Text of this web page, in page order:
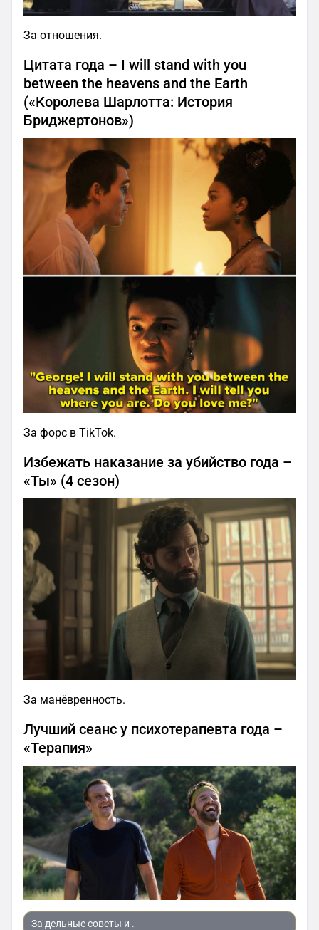
За отношения.
Цитата года – I will stand with you
between the heavens and the Earth
(«Королева Шарлотта: История
Бриджертонов»)
За форс в TikTok.
Избежать наказание за убийство года –
«Ты» (4 сезон)
За манёвренность.
Лучший сеанс у психотерапевта года –
«Терапия»
За дельные советы и .